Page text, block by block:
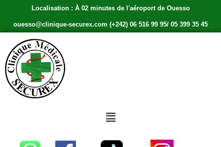
Localisation : À 02 minutes de l'aéroport de Ouesso
ouesso@clinique-securex.com (+242) 06 516 99 95/ 05 399 35 45